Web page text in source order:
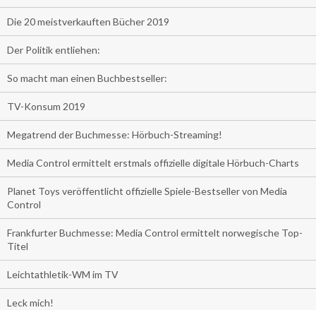
Die 20 meistverkauften Bücher 2019
Der Politik entliehen:
So macht man einen Buchbestseller:
TV-Konsum 2019
Megatrend der Buchmesse: Hörbuch-Streaming!
Media Control ermittelt erstmals offizielle digitale Hörbuch-Charts
Planet Toys veröffentlicht offizielle Spiele-Bestseller von Media
Control
Frankfurter Buchmesse: Media Control ermittelt norwegische Top-
Titel
Leichtathletik-WM im TV
Leck mich!